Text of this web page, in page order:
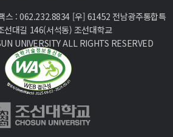
스 : 062.232.8834 [우] 61452 전남광주통합특
선대길 146(서석동) 조선대학교
UNIVERSITY ALL RIGHTS RESERVED